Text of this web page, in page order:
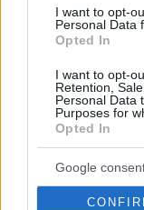
I want to opt-
Personal Data
Opted In
I want to opt-
Retention,
Personal Data
Purposes for
Opted In
Google
ενταχθούν στον